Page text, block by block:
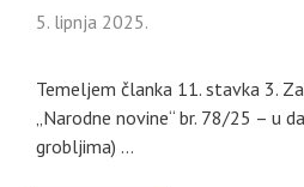
5. lipnja 2025.
Temeljem članka 11. stavka 3.
„Narodne novine“ br. 78/25 – u
grobljima) …